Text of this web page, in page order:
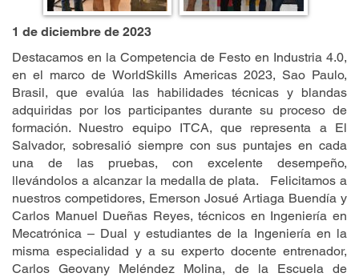
1 de diciembre de 2023
Destacamos en la Competencia de Festo en Industria 4.0,
en el marco de WorldSkills Americas 2023, Sao Paulo,
Brasil, que evalúa las habilidades técnicas y blandas
adquiridas por los participantes durante su proceso de
formación. Nuestro equipo ITCA, que representa a El
Salvador, sobresalió siempre con sus puntajes en cada
una de las pruebas, con excelente desempeño,
llevándolos a alcanzar la medalla de plata. Felicitamos a
nuestros competidores, Emerson Josué Artiaga Buendía y
Carlos Manuel Dueñas Reyes, técnicos en Ingeniería en
Mecatrónica – Dual y estudiantes de la Ingeniería en la
misma especialidad y a su experto docente entrenador,
Carlos Geovany Meléndez Molina, de la Escuela de